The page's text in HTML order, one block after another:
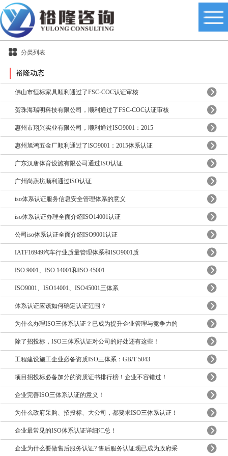
分类列表
裕隆动态
佛山市恒标家具顺利通过了FSC-COC认证审核
贺珠海瑞明科技有限公司，顺利通过了FSC-COC认证审核
惠州市翔兴实业有限公司，顺利通过ISO9001：2015
惠州旭鸿五金厂顺利通过了lSO9001：2015体系认证
广东汉唐体育设施有限公司通过ISO认证
广州尚蔬坊顺利通过lSO认证
iso体系认证服务信息安全管理体系的意义
iso体系认证办理全面介绍ISO14001认证
公司iso体系认证全面介绍ISO9001认证
IATF16949汽车行业质量管理体系和ISO9001质
ISO 9001、ISO 14001和ISO 45001
ISO9001、ISO14001、ISO45001三体系
体系认证应该如何确定认证范围？
为什么办理ISO三体系认证？已成为提升企业管理与竞争力的
除了招投标，ISO三体系认证对公司的好处还有这些！
工程建设施工企业必备资质ISO三体系：GB/T 5043
项目招投标必备加分的资质证书排行榜！企业不容错过！
企业完善ISO三体系认证的意义！
为什么政府采购、招投标、大公司，都要求ISO三体系认证！
企业最常见的ISO体系认证详细汇总！
企业为什么要做售后服务认证? 售后服务认证现已成为政府采